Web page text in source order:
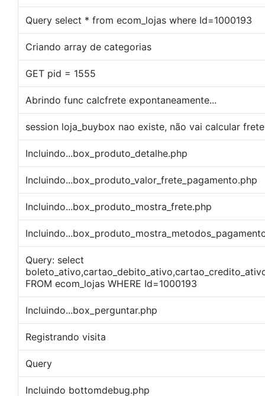
Query select * from ecom_lojas where Id=1000193
Criando array de categorias
GET pid = 1555
Abrindo func calcfrete expontaneamente...
session loja_buybox nao existe, não vai calcular frete
Incluindo...box_produto_detalhe.php
Incluindo...box_produto_valor_frete_pagamento.php
Incluindo...box_produto_mostra_frete.php
Query: select
FROM ecom_lojas WHERE Id=1000193
Incluindo...box_perguntar.php
Registrando visita
Query
Incluindo bottomdebug.php